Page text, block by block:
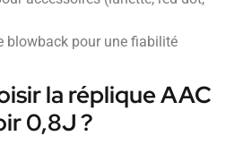
blowback pour une fiabilité
la réplique AAC
0,8J ?